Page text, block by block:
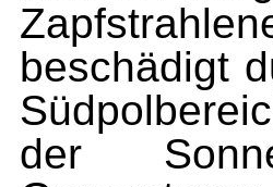
beschädigt
der